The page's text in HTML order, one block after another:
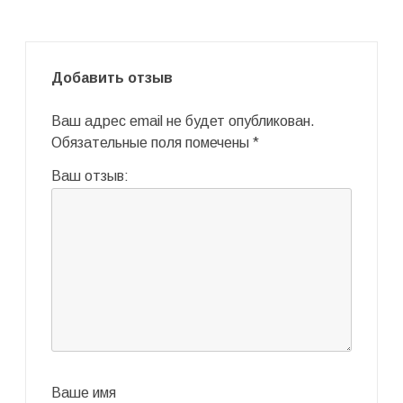
Добавить отзыв
Ваш адрес email не будет опубликован.
Обязательные поля помечены *
Ваш отзыв:
Ваше имя